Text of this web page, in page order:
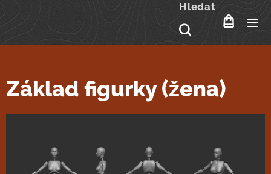
Hledat
Základ figurky (žena)